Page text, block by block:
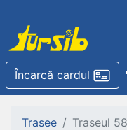
Încarcă cardul
Trasee Traseul